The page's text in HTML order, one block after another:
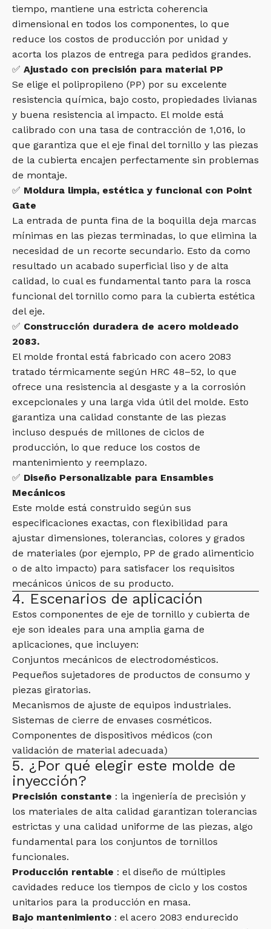
tiempo, mantiene una estricta coherencia
dimensional en todos los componentes, lo que
reduce los costos de producción por unidad y
acorta los plazos de entrega para pedidos grandes.
✅ Ajustado con precisión para material PP
Se elige el polipropileno (PP) por su excelente
resistencia química, bajo costo, propiedades livianas
y buena resistencia al impacto. El molde está
calibrado con una tasa de contracción de 1,016, lo
que garantiza que el eje final del tornillo y las piezas
de la cubierta encajen perfectamente sin problemas
de montaje.
✅ Moldura limpia, estética y funcional con Point
Gate
La entrada de punta fina de la boquilla deja marcas
mínimas en las piezas terminadas, lo que elimina la
necesidad de un recorte secundario. Esto da como
resultado un acabado superficial liso y de alta
calidad, lo cual es fundamental tanto para la rosca
funcional del tornillo como para la cubierta estética
del eje.
✅ Construcción duradera de acero moldeado
2083.
El molde frontal está fabricado con acero 2083
tratado térmicamente según HRC 48–52, lo que
ofrece una resistencia al desgaste y a la corrosión
excepcionales y una larga vida útil del molde. Esto
garantiza una calidad constante de las piezas
incluso después de millones de ciclos de
producción, lo que reduce los costos de
mantenimiento y reemplazo.
✅ Diseño Personalizable para Ensambles
Mecánicos
Este molde está construido según sus
especificaciones exactas, con flexibilidad para
ajustar dimensiones, tolerancias, colores y grados
de materiales (por ejemplo, PP de grado alimenticio
o de alto impacto) para satisfacer los requisitos
mecánicos únicos de su producto.
4. Escenarios de aplicación
Estos componentes de eje de tornillo y cubierta de
eje son ideales para una amplia gama de
aplicaciones, que incluyen:
Conjuntos mecánicos de electrodomésticos.
Pequeños sujetadores de productos de consumo y
piezas giratorias.
Mecanismos de ajuste de equipos industriales.
Sistemas de cierre de envases cosméticos.
Componentes de dispositivos médicos (con
validación de material adecuada)
5. ¿Por qué elegir este molde de
inyección?
Precisión constante : la ingeniería de precisión y
los materiales de alta calidad garantizan tolerancias
estrictas y una calidad uniforme de las piezas, algo
fundamental para los conjuntos de tornillos
funcionales.
Producción rentable : el diseño de múltiples
cavidades reduce los tiempos de ciclo y los costos
unitarios para la producción en masa.
Bajo mantenimiento : el acero 2083 endurecido